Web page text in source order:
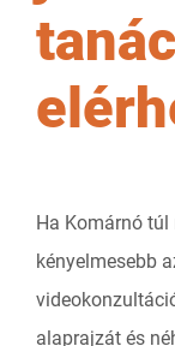
Ha Komárnó túl
kényelmesebb
alaprajzát és